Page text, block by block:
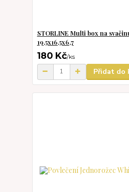
STORLINE Multi box na
19,5x16,5x6,7
180 Kč/ks
Přidat do